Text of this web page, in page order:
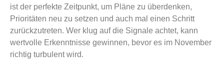
ist der perfekte Zeitpunkt, um Pläne zu überdenken,
Prioritäten neu zu setzen und auch mal einen Schritt
zurückzutreten. Wer klug auf die Signale achtet, kann
wertvolle Erkenntnisse gewinnen, bevor es im November
richtig turbulent wird.